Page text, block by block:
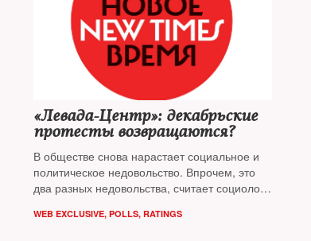
«Левада-Центр»: декабрьские
протесты возвращаются?
В обществе снова нарастает социальное и
политическое недовольство. Впрочем, это
два разных недовольства, считает социолог
WEB EXCLUSIVE, POLLS, RATINGS